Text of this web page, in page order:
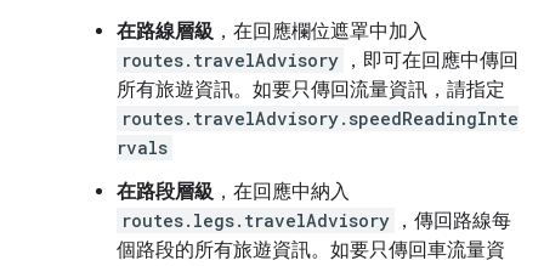
在路線層級 ，在回應欄位遮罩中加入
routes.travelAdvisory ，即可在回應中傳回
所有旅遊資訊。如要只傳回流量資訊，請指定
routes.travelAdvisory.speedReadingInte
rvals
在路段層級 ，在回應中納入
routes.legs.travelAdvisory ，傳回路線每
個路段的所有旅遊資訊。如要只傳回車流量資